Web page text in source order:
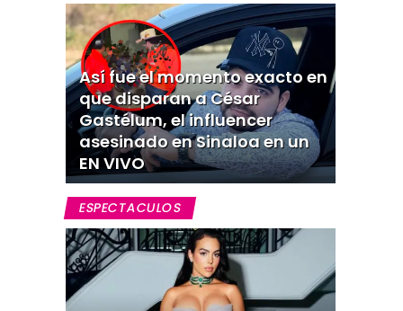
Así fue el momento exacto en
que disparan a César
Gastélum, el influencer
asesinado en Sinaloa en un
EN VIVO
ESPECTACULOS